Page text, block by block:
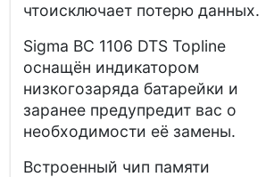
чтоисключает потерю данных.
Sigma BC 1106 DTS Topline
оснащён индикатором
низкогозаряда батарейки и
заранее предупредит вас о
необходимости её замены.
Встроенный чип памяти